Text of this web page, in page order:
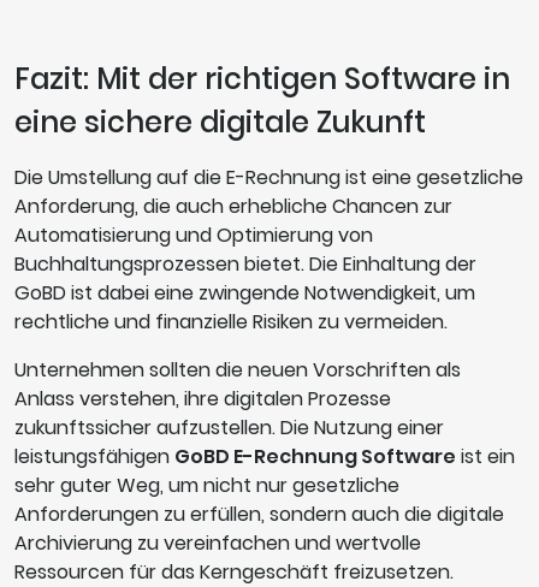
Fazit: Mit der richtigen Software in
eine sichere digitale Zukunft
Die Umstellung auf die E-Rechnung ist eine gesetzliche
Anforderung, die auch erhebliche Chancen zur
Automatisierung und Optimierung von
Buchhaltungsprozessen bietet. Die Einhaltung der
GoBD ist dabei eine zwingende Notwendigkeit, um
rechtliche und finanzielle Risiken zu vermeiden.
Unternehmen sollten die neuen Vorschriften als
Anlass verstehen, ihre digitalen Prozesse
zukunftssicher aufzustellen. Die Nutzung einer
leistungsfähigen GoBD E-Rechnung Software ist ein
sehr guter Weg, um nicht nur gesetzliche
Anforderungen zu erfüllen, sondern auch die digitale
Archivierung zu vereinfachen und wertvolle
Ressourcen für das Kerngeschäft freizusetzen.